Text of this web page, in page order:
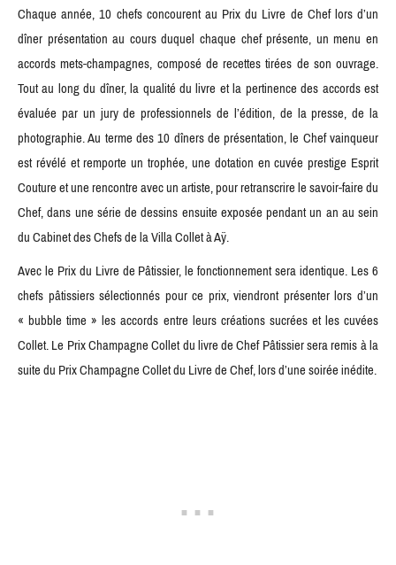
Chaque année, 10 chefs concourent au Prix du Livre de Chef lors d’un
dîner présentation au cours duquel chaque chef présente, un menu en
accords mets-champagnes, composé de recettes tirées de son ouvrage.
Tout au long du dîner, la qualité du livre et la pertinence des accords est
évaluée par un jury de professionnels de l’édition, de la presse, de la
photographie. Au terme des 10 dîners de présentation, le Chef vainqueur
est révélé et remporte un trophée, une dotation en cuvée prestige Esprit
Couture et une rencontre avec un artiste, pour retranscrire le savoir-faire du
Chef, dans une série de dessins ensuite exposée pendant un an au sein
du Cabinet des Chefs de la Villa Collet à Aÿ.
Avec le Prix du Livre de Pâtissier, le fonctionnement sera identique. Les 6
chefs pâtissiers sélectionnés pour ce prix, viendront présenter lors d’un
« bubble time » les accords entre leurs créations sucrées et les cuvées
Collet. Le Prix Champagne Collet du livre de Chef Pâtissier sera remis à la
suite du Prix Champagne Collet du Livre de Chef, lors d’une soirée inédite.